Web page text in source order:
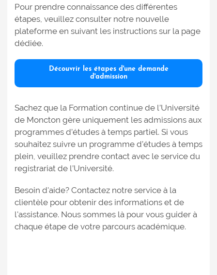
Pour prendre connaissance des différentes
étapes, veuillez consulter notre nouvelle
plateforme en suivant les instructions sur la page
dédiée.
Découvrir les étapes d'une demande
d'admission
Sachez que la Formation continue de l’Université
de Moncton gère uniquement les admissions aux
programmes d’études à temps partiel. Si vous
souhaitez suivre un programme d’études à temps
plein, veuillez prendre contact avec le service du
registrariat de l’Université.
Besoin d'aide? Contactez notre service à la
clientèle pour obtenir des informations et de
l'assistance. Nous sommes là pour vous guider à
chaque étape de votre parcours académique.